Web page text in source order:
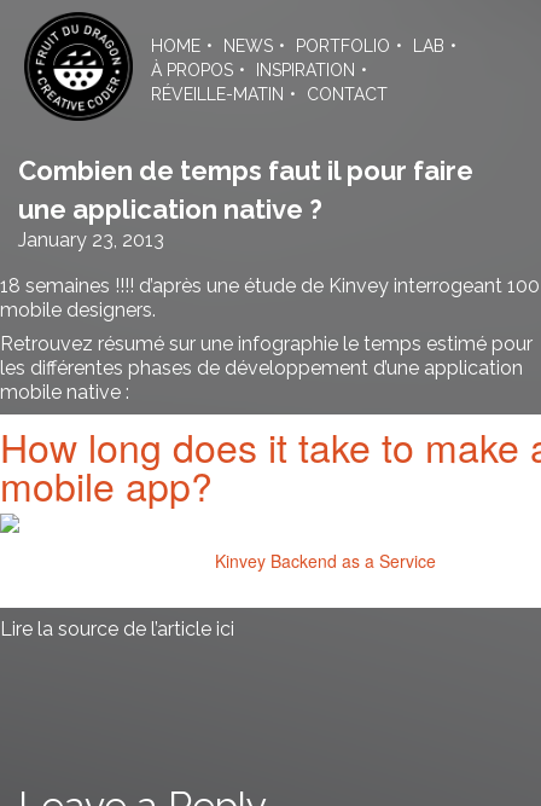
the
content
HOME NEWS PORTFOLIO
LAB
À PROPOS
INSPIRATION
RÉVEILLE-MATIN
CONTACT
Combien de temps faut il pour faire
une application native ?
January 23, 2013
18 semaines !!!! d’après une étude de Kinvey interrogeant 100
mobile designers.
Retrouvez résumé sur une infographie le temps estimé pour
les différentes phases de développement d’une application
mobile native :
How long does it take to make
mobile app?
Kinvey Backend as a Service
Lire la source de l’article ici